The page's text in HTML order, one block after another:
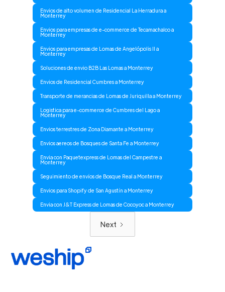
Envios de alto volumen de Residencial La Herradura a
Monterrey
Envios para empresas de e-commerce de Tecamachalco a
Monterrey
Envios para empresas de Lomas de Angelópolis II a
Monterrey
Soluciones de envio B2B Las Lomas a Monterrey
Envios de Residencial Cumbres a Monterrey
Transporte de merancias de Lomas de Juriquilla a Monterrey
Logistica para e-commerce de Cumbres del Lago a
Monterrey
Envios terrestres de Zona Diamante a Monterrey
Envios aereos de Bosques de Santa Fe a Monterrey
Envia con Paquetexpress de Lomas del Campestre a
Monterrey
Seguimiento de envíos de Bosque Real a Monterrey
Envios para Shopify de San Agustín a Monterrey
Envia con J&T Express de Lomas de Cocoyoc a Monterrey
Next